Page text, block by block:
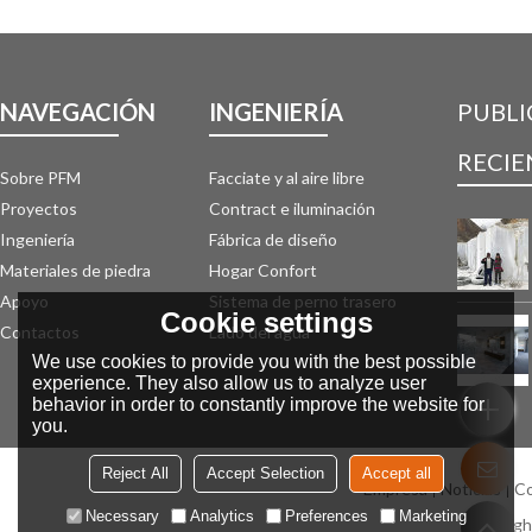
NAVEGACIÓN
Sobre PFM
Proyectos
Ingeniería
Materiales de piedra
Apoyo
Contactos
INGENIERÍA
Facciate y al aire libre
Contract e iluminación
Fábrica de diseño
Hogar Confort
Sistema de perno trasero
Lado del agua
Empresa Noticias
Cookie settings
We use cookies to provide you with the best possible
experience. They also allow us to analyze user
behavior in order to constantly improve the website for
you.
Reject All Accept Selection Accept all
Necessary Analytics Preferences Marketing